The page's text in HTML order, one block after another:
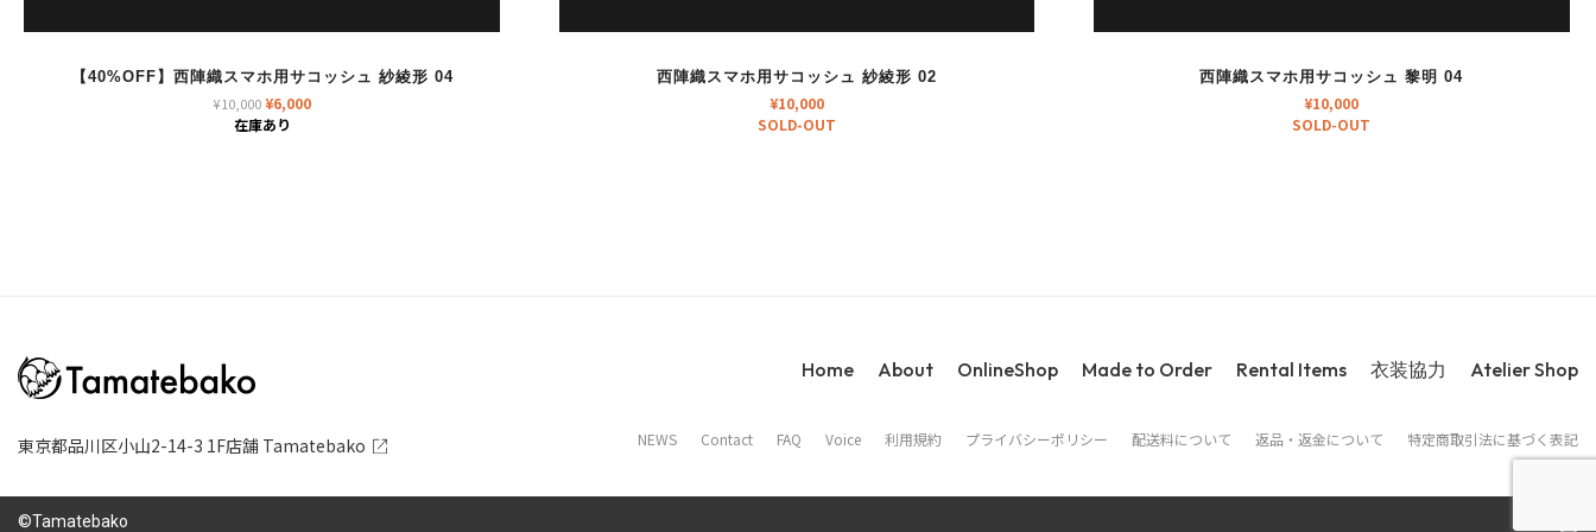
【40%OFF】西陣織スマホ用サコッシュ 紗綾形 04
¥10,000 元
の
¥6,000現
在庫あり
西陣織スマホ用サコッシュ 紗綾形 02
¥10,000
SOLD-OUT
西陣織スマホ用サコッシュ 黎明 04
¥10,000
SOLD-OUT
東京都品川区小山2-14-3 1F店舗 Tamatebako
Home About OnlineShop Made to Order Rental Items 衣装協力 Atelier Shop
NEWS Contact FAQ Voice 利用規約 プライバシーポリシー 配送料について 返品・返金について 特定商取引法に基づく表記
©Tamatebako